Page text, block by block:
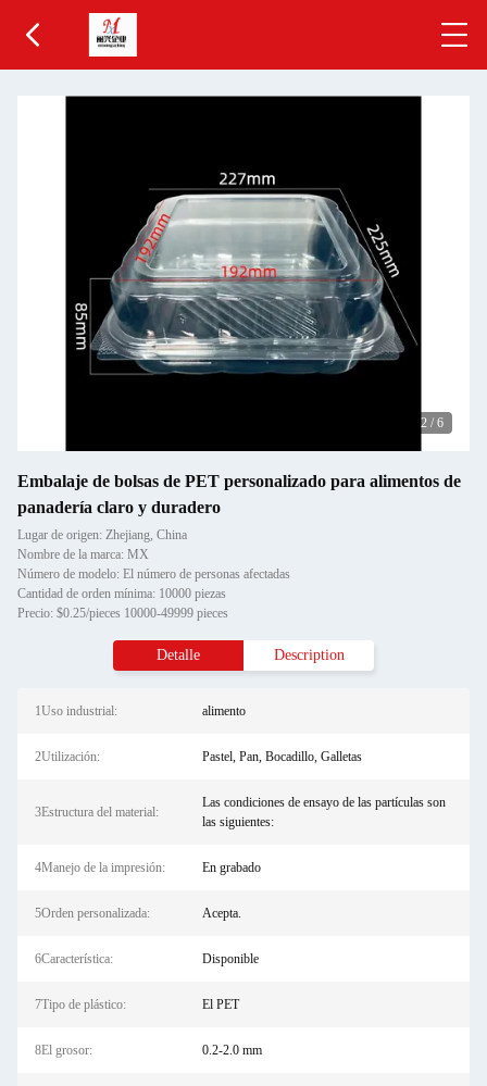
2 / 6
Embalaje de bolsas de PET personalizado para alimentos de
panadería claro y duradero
Lugar de origen: Zhejiang, China
Nombre de la marca: MX
Número de modelo: El número de personas afectadas
Cantidad de orden mínima: 10000 piezas
Precio: $0.25/pieces 10000-49999 pieces
Detalle Description
1Uso industrial: alimento
2Utilización: Pastel, Pan, Bocadillo, Galletas
3Estructura del material:
Las condiciones de ensayo de las partículas son
las siguientes:
4Manejo de la impresión: En grabado
5Orden personalizada: Acepta.
6Característica: Disponible
7Tipo de plástico: El PET
8El grosor: 0.2-2.0 mm